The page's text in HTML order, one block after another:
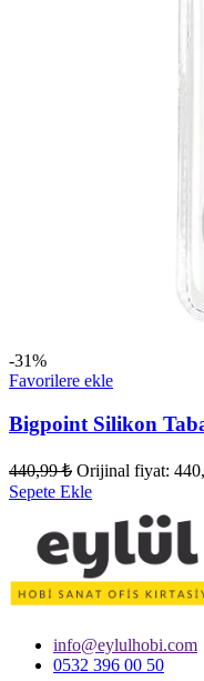
-31%
Favorilere ekle
Bigpoint Silikon
440,99₺ Orijinal fiyat:
Sepete Ekle
info@eylulhobi.com
0532 396 00 50